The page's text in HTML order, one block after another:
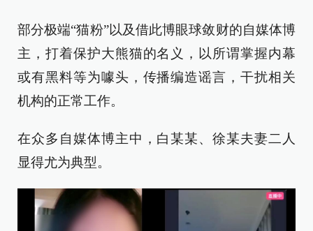
部分极端“猫粉”以及借此博眼球敛财的自媒体博
主，打着保护大熊猫的名义，以所谓掌握内幕
或有黑料等为噱头，传播编造谣言，干扰相关
机构的正常工作。
在众多自媒体博主中，白某某、徐某夫妻二人
显得尤为典型。